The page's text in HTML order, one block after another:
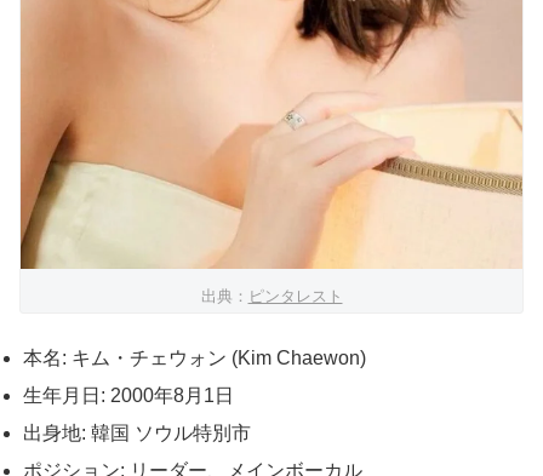
出典： ピンタレスト
本名: キム・チェウォン (Kim Chaewon)
生年月日: 2000年8月1日
出身地: 韓国 ソウル特別市
ポジション: リーダー、メインボーカル